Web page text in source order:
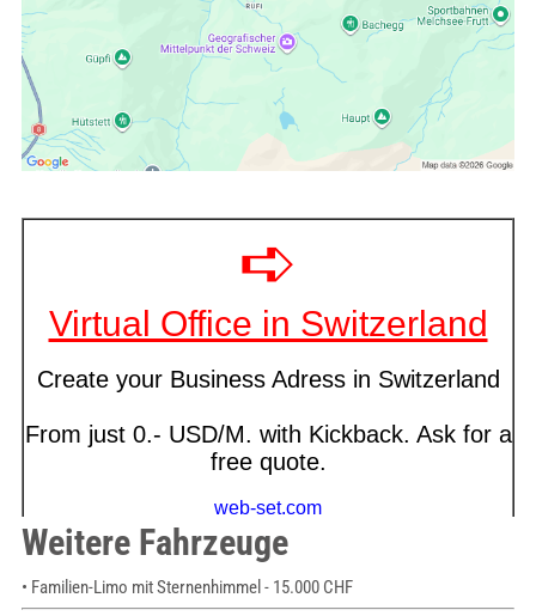
Weitere Fahrzeuge
• Familien-Limo mit Sternenhimmel - 15.000 CHF